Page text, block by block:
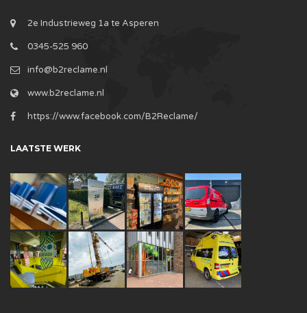
2e Industrieweg 1a te Asperen
0345-525 960
info@b2reclame.nl
www.b2reclame.nl
https://www.facebook.com/B2Reclame/
LAATSTE WERK